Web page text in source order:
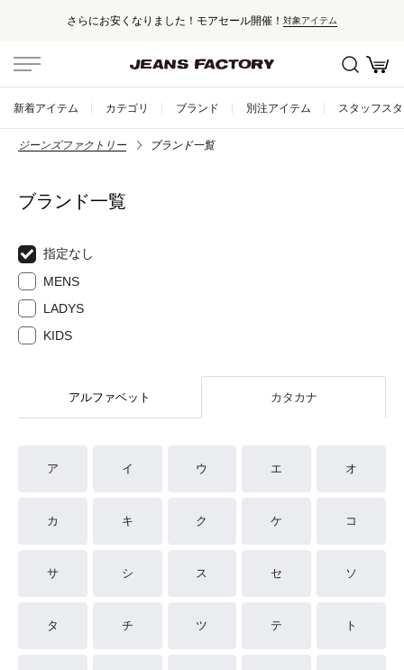
さらにお安くなりました！モアセール開催！ 対象アイテム
新着アイテム カテゴリ ブランド 別注アイテム スタッフス
ジーンズファクトリー ブランド一覧
ブランド一覧
指定なし
MENS
LADYS
KIDS
アルファベット カタカナ
ア イ ウ エ オ
カ キ ク ケ コ
サ シ ス セ ソ
タ チ ツ テ ト